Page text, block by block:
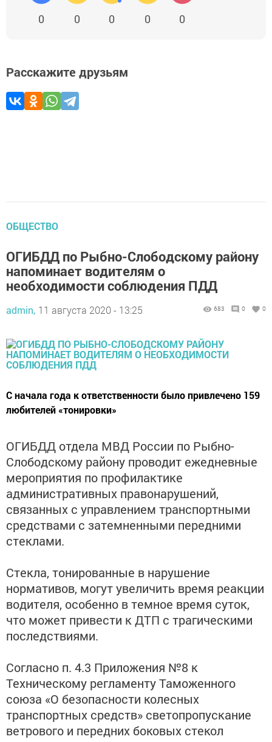
0 0 0 0 0
Расскажите друзьям
ОБЩЕСТВО
ОГИБДД по Рыбно-Слободскому району
напоминает водителям о
необходимости соблюдения ПДД
admin, 11 августа 2020 - 13:25 683 0 0
С начала года к ответственности было привлечено 159
любителей «тонировки»
ОГИБДД отдела МВД России по Рыбно-
Слободскому району проводит ежедневные
мероприятия по профилактике
административных правонарушений,
связанных с управлением транспортными
средствами с затемненными передними
стеклами.
Стекла, тонированные в нарушение
нормативов, могут увеличить время реакции
водителя, особенно в темное время суток,
что может привести к ДТП с трагическими
последствиями.
Согласно п. 4.3 Приложения №8 к
Техническому регламенту Таможенного
союза «О безопасности колесных
транспортных средств» светопропускание
ветрового и передних боковых стекол